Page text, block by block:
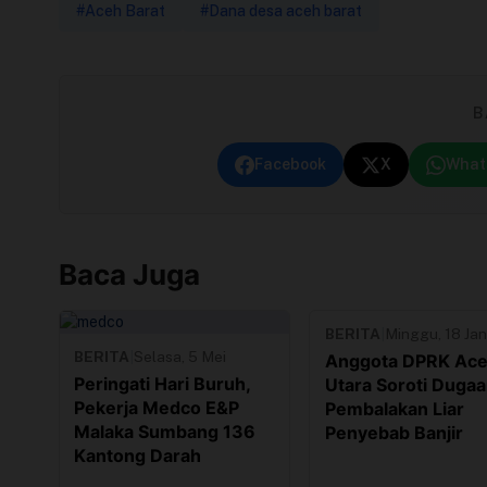
#Aceh Barat #Dana desa aceh barat
Facebook X
Baca Juga
Peringati Hari Buruh,
Pekerja Medco E&P
Malaka Sumbang 136
Kantong Darah
Anggota DPRK
Utara Soroti
Pembalakan Liar
Penyebab Banjir